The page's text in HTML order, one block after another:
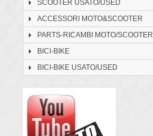
SCOOTER USATO/USED
ACCESSORI MOTO&SCOOTER
PARTS-RICAMBI MOTO/SCOOTER
BICI-BIKE
BICI-BIKE USATO/USED